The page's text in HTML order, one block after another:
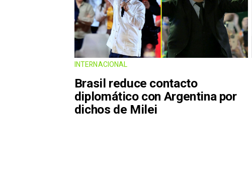
INTERNACIONAL
Brasil reduce contacto
diplomático con Argentina por
dichos de Milei